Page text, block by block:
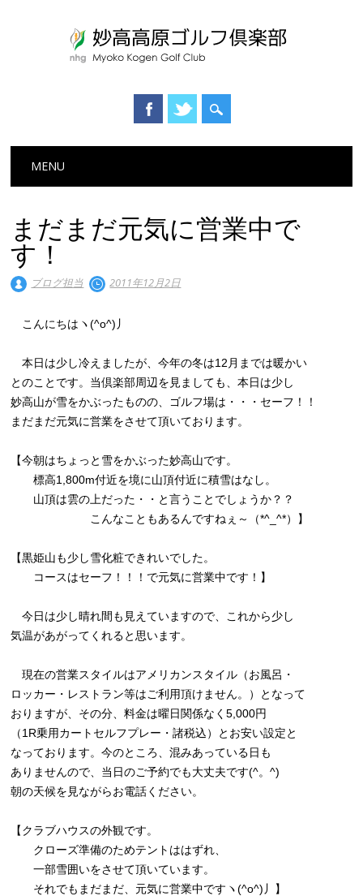
Main menu
MENU
まだまだ元気に営業中で
す！
ブログ担当 2011年12月2日
こんにちはヽ(^o^)丿
本日は少し冷えましたが、今年の冬は12月までは暖かい
とのことです。当倶楽部周辺を見ましても、本日は少し
妙高山が雪をかぶったものの、ゴルフ場は・・・セーフ！！
まだまだ元気に営業をさせて頂いております。
【今朝はちょっと雪をかぶった妙高山です。
標高1,800m付近を境に山頂付近に積雪はなし。
山頂は雲の上だった・・と言うことでしょうか？？
こんなこともあるんですねぇ～（*^_^*）】
【黒姫山も少し雪化粧できれいでした。
コースはセーフ！！！で元気に営業中です！】
今日は少し晴れ間も見えていますので、これから少し
気温があがってくれると思います。
現在の営業スタイルはアメリカンスタイル（お風呂・
ロッカー・レストラン等はご利用頂けません。）となって
おりますが、その分、料金は曜日関係なく5,000円
（1R乗用カートセルフプレー・諸税込）とお安い設定と
なっております。今のところ、混みあっている日も
ありませんので、当日のご予約でも大丈夫です(^。^)
朝の天候を見ながらお電話ください。
【クラブハウスの外観です。
クローズ準備のためテントははずれ、
一部雪囲いをさせて頂いています。
それでもまだまだ、元気に営業中ですヽ(^o^)丿】